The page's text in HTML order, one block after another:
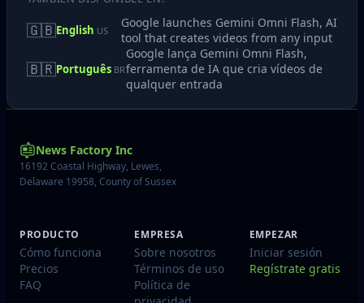
🇬🇧English US
Google launches Gemini Omni Flash, AI
tool that creates videos from any input
🇧🇷Português BR
Google lança Gemini Omni Flash,
ferramenta de IA que cria vídeos de
qualquer entrada
News Factory Inc
16192 Coastal Highway, Lewes,
Delaware 19958, County of Sussex
PRODUCTO
Cómo funciona
Precios
FAQ
EMPRESA
Sobre nosotros
Términos de uso
Política de
EMPEZAR
Iniciar sesión
Regístrate gratis